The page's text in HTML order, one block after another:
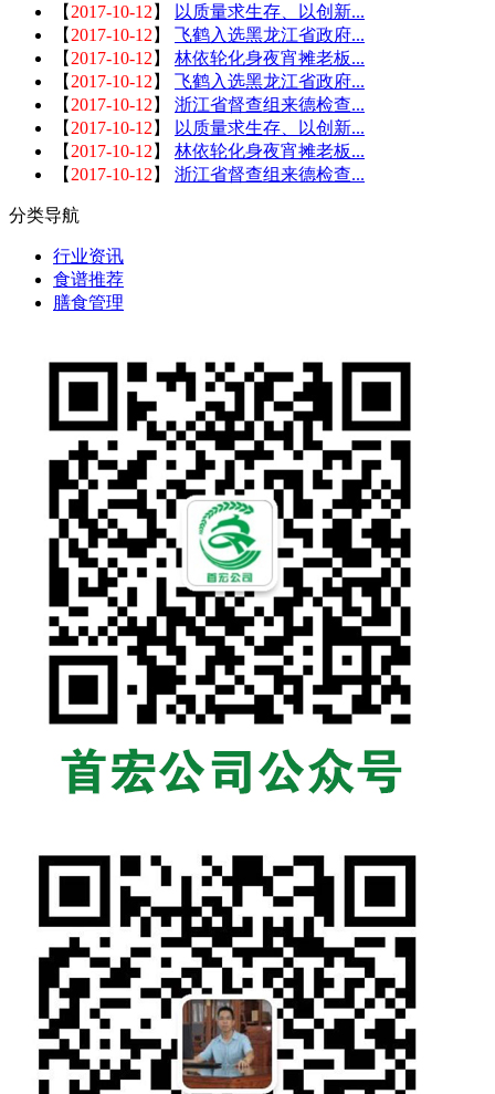
【 2017-10-12 】
以质量求生存、以创新...
【 2017-10-12 】 飞鹤入选黑龙江省政府...
【 2017-10-12 】 林依轮化身夜宵摊老板...
【 2017-10-12 】 飞鹤入选黑龙江省政府...
【 2017-10-12 】 浙江省督查组来德检查...
【 2017-10-12 】
以质量求生存、以创新...
【 2017-10-12 】 林依轮化身夜宵摊老板...
【 2017-10-12 】 浙江省督查组来德检查...
分类导航
行业资讯
食谱推荐
膳食管理